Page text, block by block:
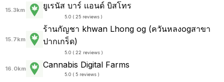
15.3km ยูเรนัส บาร์ เเอนด์ บิสโทร
5.0 ( 25 reviews )
15.7km
ร้านกัญชา khwan Lhong og (ควันหลงogสาขา
ปากเกร็ด)
5.0 ( 22 reviews )
16.0km Cannabis Digital Farms
5.0 ( 5 reviews )